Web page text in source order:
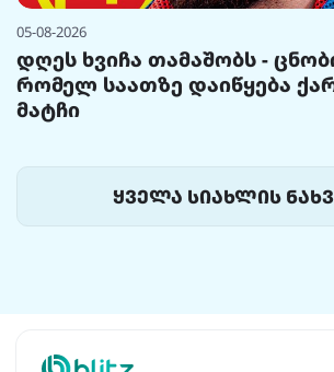
05-08-2026
დღეს ხვიჩა თამაშობს -
რომელ საათზე დაიწყება
მატჩი
ყველა სიახლის